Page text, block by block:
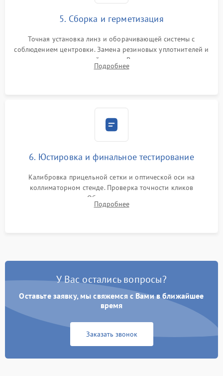
5. Сборка и герметизация
Точная установка линз и оборачивающей системы с
соблюдением центровки. Замена резиновых уплотнителей и
нанесение влагозащитной смазки. Вакуумирование корпуса
и заполнение его осушенным азотом или аргоном для
Подробнее
6. Юстировка и финальное тестирование
Калибровка прицельной сетки и оптической оси на
коллиматорном стенде. Проверка точности кликов
механизма поправок. Обязательное испытание прицела на
ударном стенде для проверки устойчивости к отдаче и
Подробнее
У Вас остались вопросы?
Оставьте заявку, мы свяжемся с Вами в ближайшее
время
Заказать звонок